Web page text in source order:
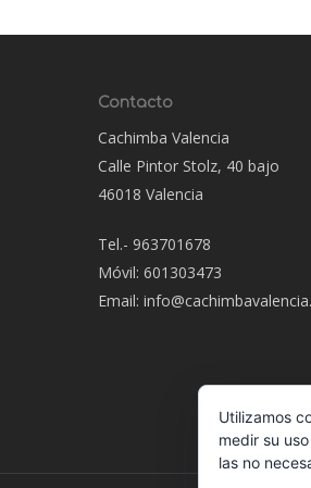
Contacto
Cachimba Valencia
Calle Pintor Stolz, 40 bajo
46018 Valencia
Tel.- 963701678
Móvil: 601303473
Email:
Utilizamos
medir su
las no